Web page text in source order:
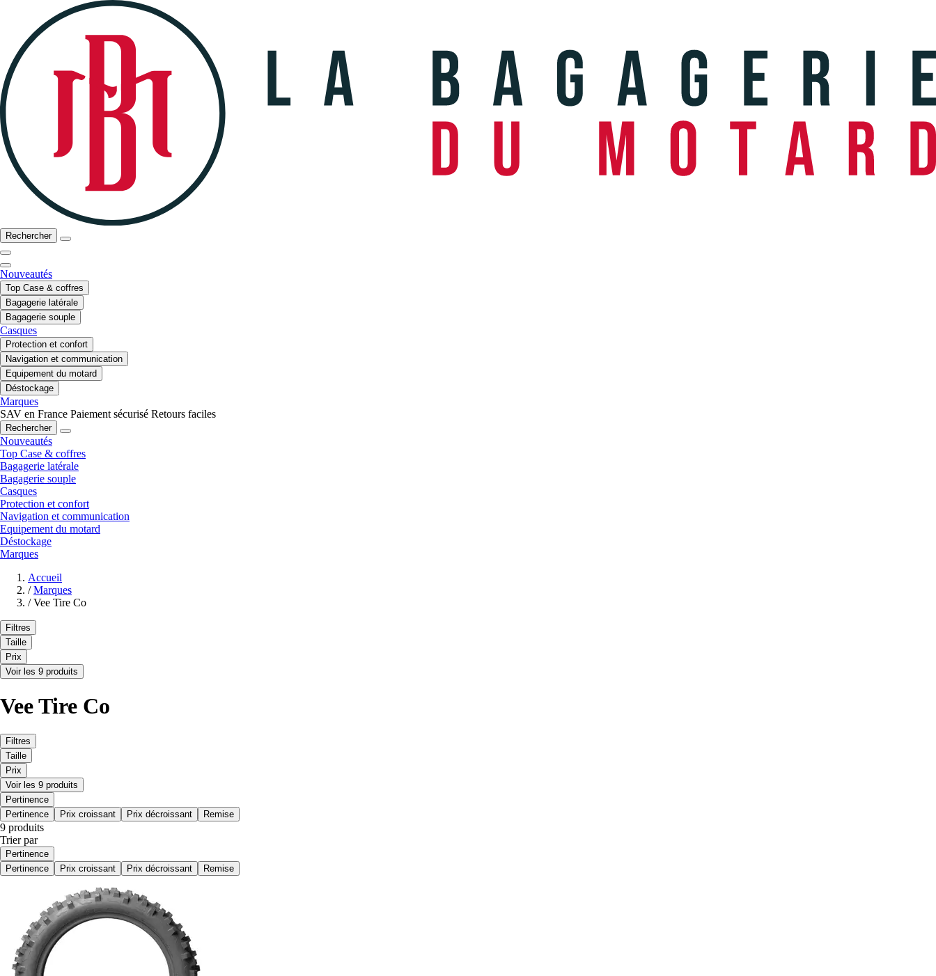
Rechercher
Nouveautés
Top Case & coffres
Bagagerie latérale
Bagagerie souple
Casques
Protection et confort
Navigation et communication
Equipement du motard
Déstockage
Marques
SAV en France Paiement sécurisé Retours faciles
Rechercher
Nouveautés
Top Case & coffres
Bagagerie latérale
Bagagerie souple
Casques
Protection et confort
Navigation et communication
Equipement du motard
Déstockage
Marques
Accueil
/ Marques
/ Vee Tire Co
Filtres
Taille
Prix
Voir les 9 produits
Vee Tire Co
Filtres
Taille
Prix
Voir les 9 produits
Pertinence
Pertinence
Prix croissant Prix décroissant Remise
9 produits
Trier par
Pertinence
Pertinence
Prix croissant Prix décroissant Remise